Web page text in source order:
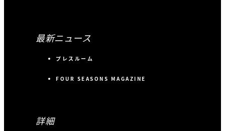
最新ニュース
プレスルーム
FOUR SEASONS MAGAZINE
詳細